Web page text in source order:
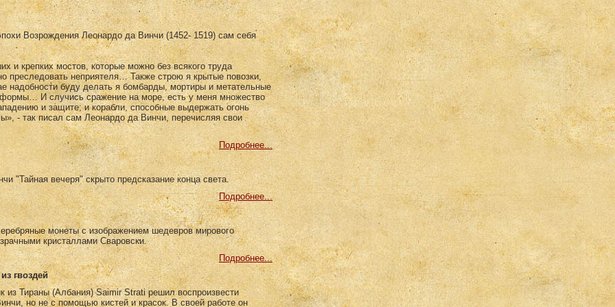
Возрождения Леонардо да Винчи (1452- 1519) сам себя
и крепких мостов, которые можно без всякого труда
преследовать неприятеля… Также строю я крытые повозки,
надобности буду делать я бомбарды, мортиры и метательные
И случись сражение на море, есть у меня множество
и защите; и корабли, способные выдержать огонь
- так писал сам Леонардо да Винчи, перечисляя свои
Подробнее...
"Тайная вечеря" скрыто предсказание конца света.
Подробнее...
монеты с изображением шедевров мирового
кристаллами Сваровски.
Подробнее...
гвоздей
из Тираны (Албания) Saimir Strati решил воспроизвести
но не с помощью кистей и красок. В своей работе он